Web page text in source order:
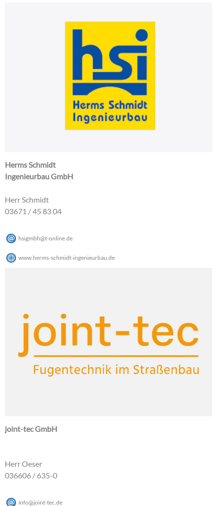
Herms Schmidt
Ingenieurbau GmbH
Herr Schmidt
03671 / 45 83 04
hsigmbh@t-online de
www.herms-schmidt-ingenieurbau.de
joint-tec GmbH
Herr Oeser
036606 / 635-0
info@joint-tec.de